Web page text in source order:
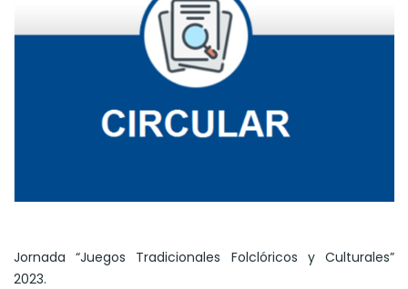
Jornada “Juegos Tradicionales Folclóricos y Culturales”
2023.